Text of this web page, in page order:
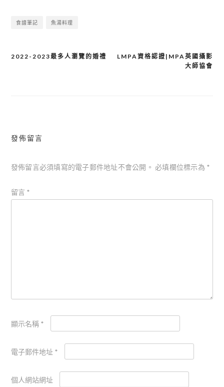
食譜筆記 魚湯料理
文
LMPA資格認證|MPA英國攝影
大師協會
2022-2023最多人瀏覽的婚禮
發佈留言
發佈留言必須填寫的電子郵件地址不會公開。 必填欄位標示為 *
留言 *
顯示名稱 *
電子郵件地址 *
個人網站網址